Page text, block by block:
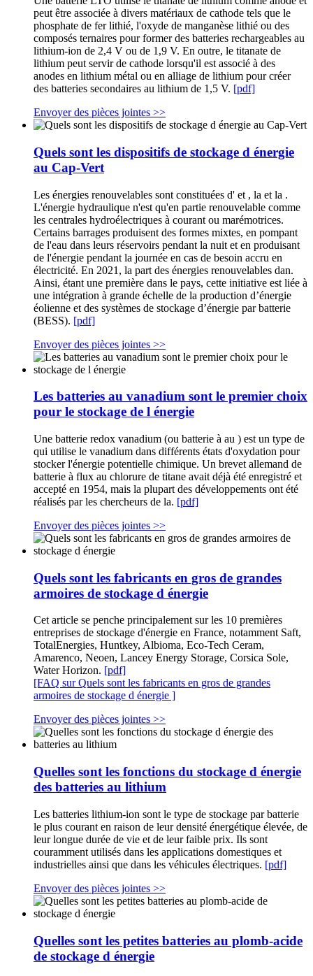
peut être associée à divers matériaux de cathode tels que le
phosphate de fer lithié, l'oxyde de manganèse lithié ou des
composés ternaires pour former des batteries rechargeables au
lithium-ion de 2,4 V ou de 1,9 V. En outre, le titanate de
lithium peut servir de cathode lorsqu'il est associé à des
anodes en lithium métal ou en alliage de lithium pour créer
des batteries secondaires au lithium de 1,5 V. [pdf]
Envoyer des pièces jointes >>
Quels sont les dispositifs de stockage d énergie
au Cap-Vert
Les énergies renouvelables sont constituées d' et , la et la .
L'énergie hydraulique n'est qu'en partie renouvelable comme
les centrales hydroélectriques à courant ou marémotrices.
Certains barrages produisent des formes mixtes, en pompant
de l'eau dans leurs réservoirs pendant la nuit et en produisant
de l'énergie pendant la journée en cas de besoin accru en
électricité. En 2021, la part des énergies renouvelables dan.
Ainsi, étant une première dans le pays, cette initiative est liée à
une intégration à grande échelle de la production d’énergie
éolienne et des systèmes de stockage d’énergie par batterie
(BESS). [pdf]
Envoyer des pièces jointes >>
Les batteries au vanadium sont le premier choix
pour le stockage de l énergie
Une batterie redox vanadium (ou batterie à au ) est un type de
qui utilise le vanadium dans différents états d'oxydation pour
stocker l'énergie potentielle chimique. Un brevet allemand de
batterie à flux au chlorure de titane avait déjà été enregistré et
accepté en 1954, mais la plupart des développements ont été
réalisés par les chercheurs de la. [pdf]
Envoyer des pièces jointes >>
Quels sont les fabricants en gros de grandes
armoires de stockage d énergie
Cet article se penche principalement sur les 10 premières
entreprises de stockage d'énergie en France, notamment Saft,
TotalEnergies, Huntkey, Albioma, Eco-Tech Ceram,
Amarenco, Neoen, Lancey Energy Storage, Corsica Sole,
Water Horizon. [pdf]
[FAQ sur Quels sont les fabricants en gros de grandes
armoires de stockage d énergie ]
Envoyer des pièces jointes >>
Quelles sont les fonctions du stockage d énergie
des batteries au lithium
Les batteries lithium-ion sont le type de stockage par batterie
le plus courant en raison de leur densité énergétique élevée, de
leur longue durée de vie et de leur faible prix. Ils sont
couramment utilisés dans les applications domestiques et
industrielles ainsi que dans les véhicules électriques. [pdf]
Envoyer des pièces jointes >>
Quelles sont les petites batteries au plomb-acide
de stockage d énergie